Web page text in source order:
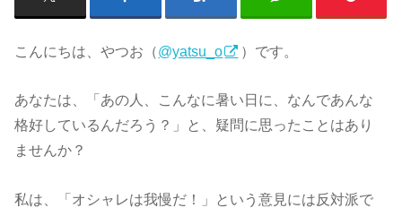
こんにちは、やつお（@yatsu_o ）です。
あなたは、「あの人、こんなに暑い日に、なんであんな
格好しているんだろう？」と、疑問に思ったことはあり
ませんか？
私は、「オシャレは我慢だ！」という意見には反対派で